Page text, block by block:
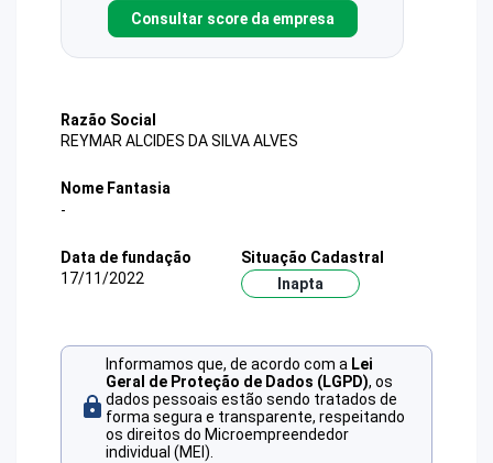
Consultar score da empresa
Razão Social
REYMAR ALCIDES DA SILVA ALVES
Nome Fantasia
-
Data de fundação
17/11/2022
Situação Cadastral
Inapta
Informamos que, de acordo com a Lei
Geral de Proteção de Dados (LGPD), os
dados pessoais estão sendo tratados de
forma segura e transparente, respeitando
os direitos do Microempreendedor
individual (MEI).